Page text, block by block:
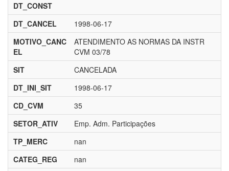
DT_CONST
DT_CANCEL
1998-06-17
MOTIVO_CANC
EL
ATENDIMENTO AS NORMAS DA INSTR
CVM 03/78
SIT
CANCELADA
DT_INI_SIT
1998-06-17
CD_CVM
35
SETOR_ATIV
Emp. Adm. Participações
TP_MERC
nan
CATEG_REG
nan